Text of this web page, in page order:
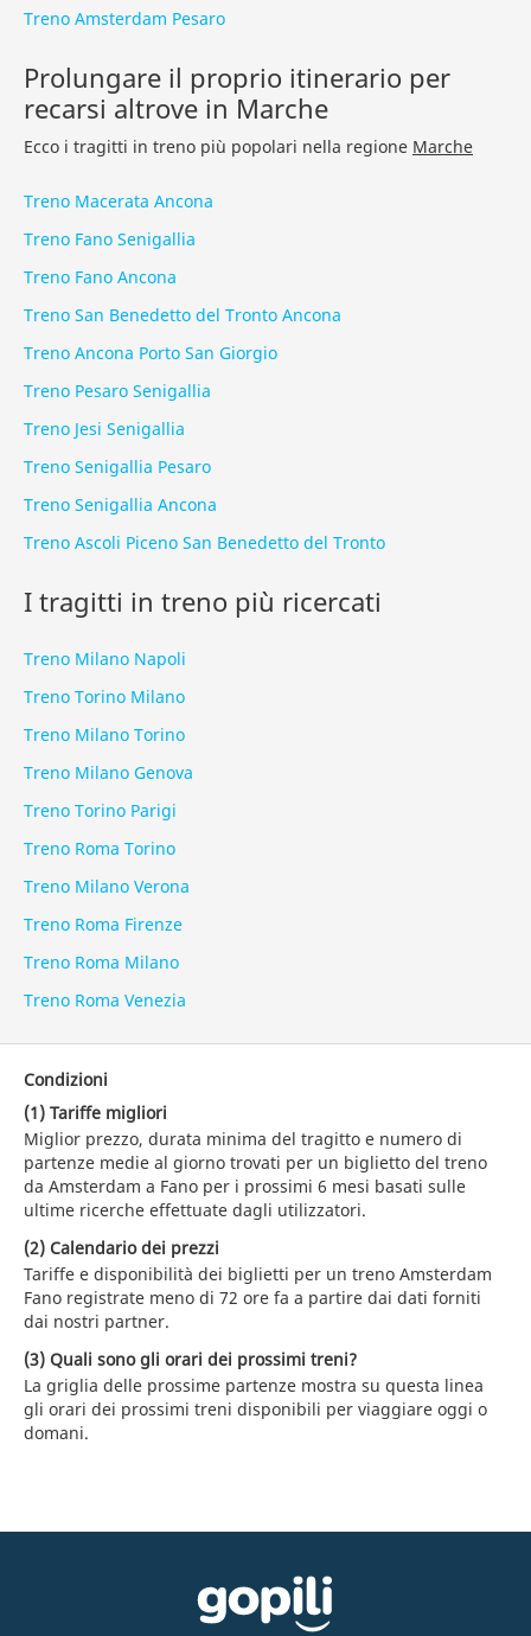
Treno Amsterdam Pesaro
Prolungare il proprio itinerario per
recarsi altrove in Marche
Ecco i tragitti in treno più popolari nella regione Marche
Treno Macerata Ancona
Treno Fano Senigallia
Treno Fano Ancona
Treno San Benedetto del Tronto Ancona
Treno Ancona Porto San Giorgio
Treno Pesaro Senigallia
Treno Jesi Senigallia
Treno Senigallia Pesaro
Treno Senigallia Ancona
Treno Ascoli Piceno San Benedetto del Tronto
I tragitti in treno più ricercati
Treno Milano Napoli
Treno Torino Milano
Treno Milano Torino
Treno Milano Genova
Treno Torino Parigi
Treno Roma Torino
Treno Milano Verona
Treno Roma Firenze
Treno Roma Milano
Treno Roma Venezia
Condizioni
(1) Tariffe migliori
Miglior prezzo, durata minima del tragitto e numero di
partenze medie al giorno trovati per un biglietto del treno
da Amsterdam a Fano per i prossimi 6 mesi basati sulle
ultime ricerche effettuate dagli utilizzatori.
(2) Calendario dei prezzi
Tariffe e disponibilità dei biglietti per un treno Amsterdam
Fano registrate meno di 72 ore fa a partire dai dati forniti
dai nostri partner.
(3) Quali sono gli orari dei prossimi treni?
La griglia delle prossime partenze mostra su questa linea
gli orari dei prossimi treni disponibili per viaggiare oggi o
domani.